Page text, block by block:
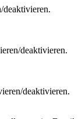
deaktivieren.
deaktivieren.